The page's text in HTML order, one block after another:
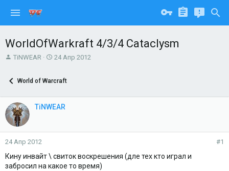
WorldOfWarkraft 4/3/4 Cataclysm
А
о
т
е
м
ы
TiNWEAR
Д
а
а
ч
л
24 Апр 2012
World of Warcraft
TiNWEAR
24 Апр 2012 #1
Кину инвайт \ свиток воскрешения (дле тех кто играл и
забросил на какое то время)